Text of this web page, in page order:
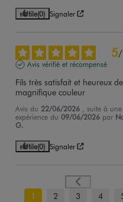
Utile(0) Signaler
5/
Avis vérifié et récompensé
Fils très satisfait et heureux
magnifique couleur
Avis du 22/06/2026
, suite à une
expérience du09/06/2026 par
G.
Utile(0) Signaler
1 2 3 4